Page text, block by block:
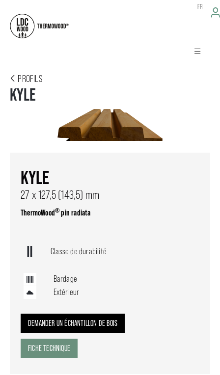
FR
PROFILS
KYLE
KYLE
27 x 127,5 (143,5) mm
ThermoWood®pin radiata
Classe de durabilité
Bardage
Extérieur
DEMANDER UN ÉCHANTILLON DE BOIS
FICHE TECHNIQUE